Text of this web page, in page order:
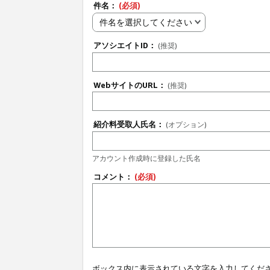
件名： (必須)
件名を選択してください
アソシエイトID： (推奨)
WebサイトのURL： (推奨)
紹介料受取人氏名： (オプション)
アカウント作成時に登録した氏名
コメント： (必須)